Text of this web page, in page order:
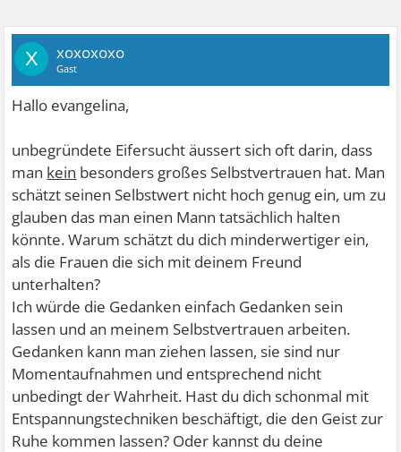
X xoxoxoxo
Gast
Hallo evangelina,
unbegründete Eifersucht äussert sich oft darin, dass
man kein besonders großes Selbstvertrauen hat. Man
schätzt seinen Selbstwert nicht hoch genug ein, um zu
glauben das man einen Mann tatsächlich halten
könnte. Warum schätzt du dich minderwertiger ein,
als die Frauen die sich mit deinem Freund
unterhalten?
Ich würde die Gedanken einfach Gedanken sein
lassen und an meinem Selbstvertrauen arbeiten.
Gedanken kann man ziehen lassen, sie sind nur
Momentaufnahmen und entsprechend nicht
unbedingt der Wahrheit. Hast du dich schonmal mit
Entspannungstechniken beschäftigt, die den Geist zur
Ruhe kommen lassen? Oder kannst du deine